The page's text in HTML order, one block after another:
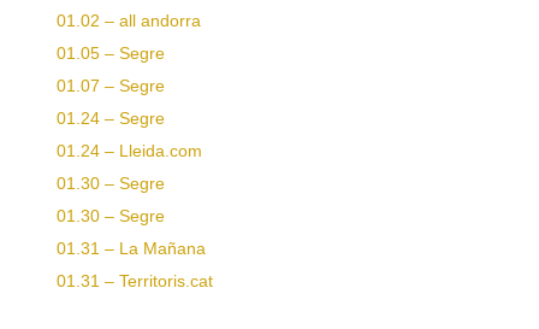
01.02 – all andorra
01.05 – Segre
01.07 – Segre
01.24 – Segre
01.24 – Lleida.com
01.30 – Segre
01.30 – Segre
01.31 – La Mañana
01.31 – Territoris.cat